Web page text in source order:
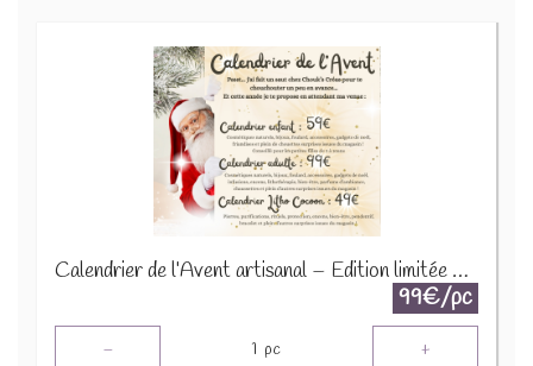
Calendrier de l’Avent artisanal – Édition limitée 2025
99€/pc
- 1 pc +